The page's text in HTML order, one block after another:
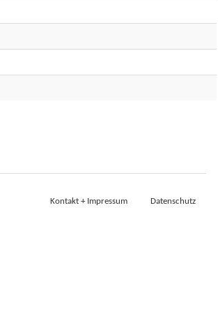
Kontakt + Impressum
Datenschutz